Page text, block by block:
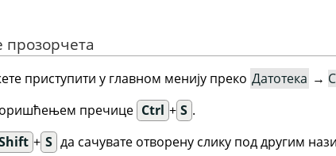
приступити у главном менију преко Датотека →
пречице Ctrl + S .
+ S да сачувате отворену слику под другим